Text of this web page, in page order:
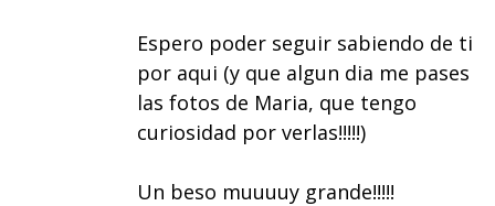
Espero poder seguir sabiendo de ti
por aqui (y que algun dia me pases
las fotos de Maria, que tengo
curiosidad por verlas!!!!!)
Un beso muuuuy grande!!!!!